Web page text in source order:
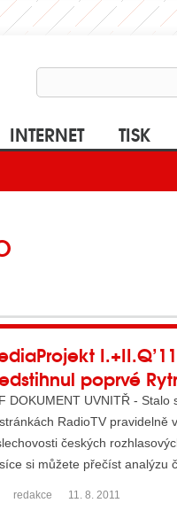
INTERNET TISK
poprvé
DOKUMENT UVNITŘ -
RadioTV pravidelně
českých
si můžete přečíst analýzu
redakce 11. 8. 2011